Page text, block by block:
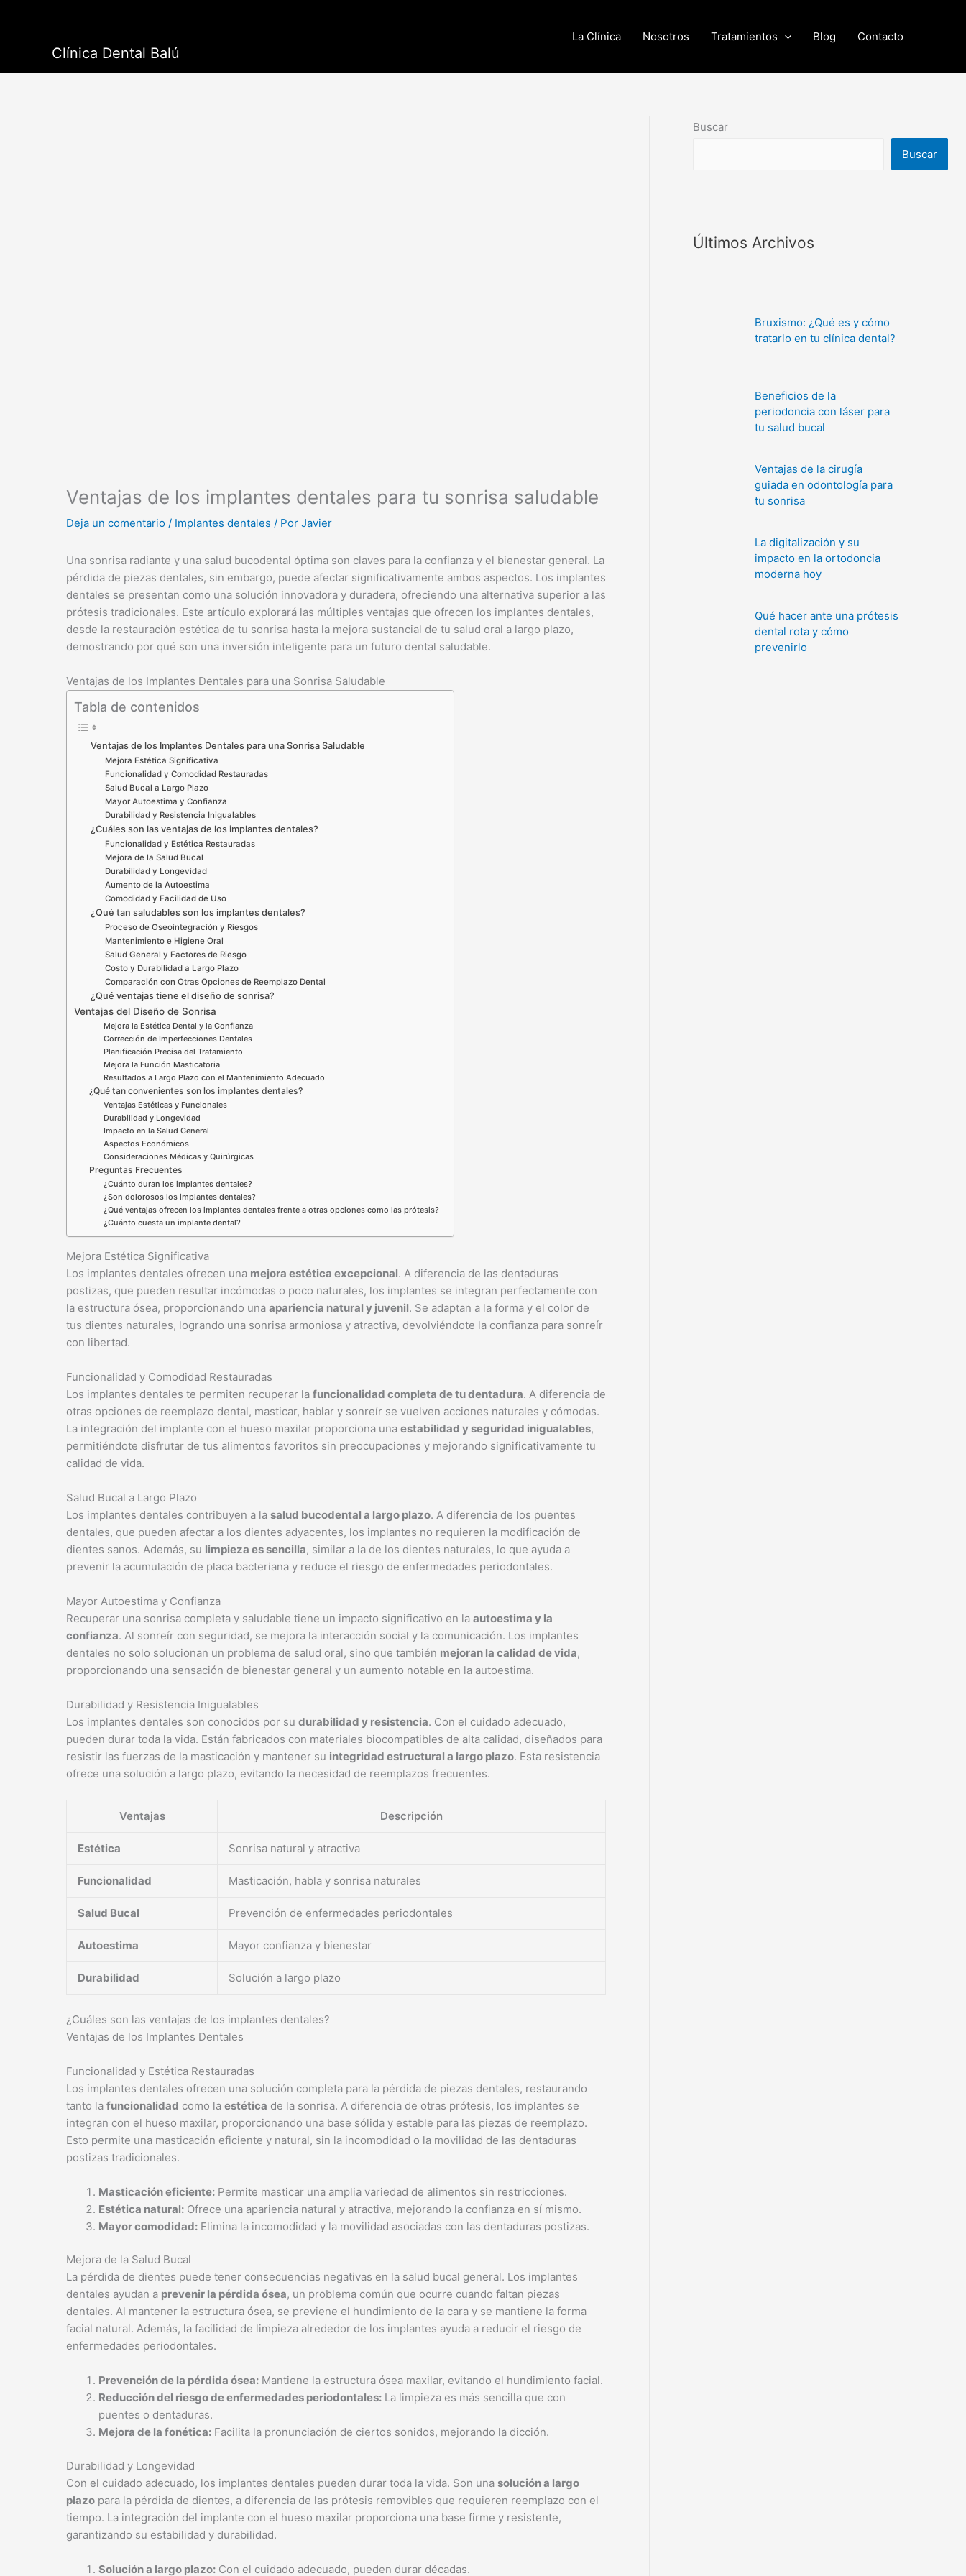
Clínica Dental Balú
La Clínica Nosotros Tratamientos Blog Contacto
Ventajas de los implantes dentales para tu sonrisa saludable
Deja un comentario / Implantes dentales / Por Javier
Una sonrisa radiante y una salud bucodental óptima son claves para la confianza y el bienestar general. La
pérdida de piezas dentales, sin embargo, puede afectar significativamente ambos aspectos. Los implantes
dentales se presentan como una solución innovadora y duradera, ofreciendo una alternativa superior a las
prótesis tradicionales. Este artículo explorará las múltiples ventajas que ofrecen los implantes dentales,
desde la restauración estética de tu sonrisa hasta la mejora sustancial de tu salud oral a largo plazo,
demostrando por qué son una inversión inteligente para un futuro dental saludable.
Ventajas de los Implantes Dentales para una Sonrisa Saludable
Tabla de contenidos
Ventajas de los Implantes Dentales para una Sonrisa Saludable
Mejora Estética Significativa
Funcionalidad y Comodidad Restauradas
Salud Bucal a Largo Plazo
Mayor Autoestima y Confianza
Durabilidad y Resistencia Inigualables
¿Cuáles son las ventajas de los implantes dentales?
Funcionalidad y Estética Restauradas
Mejora de la Salud Bucal
Durabilidad y Longevidad
Aumento de la Autoestima
Comodidad y Facilidad de Uso
¿Qué tan saludables son los implantes dentales?
Proceso de Oseointegración y Riesgos
Mantenimiento e Higiene Oral
Salud General y Factores de Riesgo
Costo y Durabilidad a Largo Plazo
Comparación con Otras Opciones de Reemplazo Dental
¿Qué ventajas tiene el diseño de sonrisa?
Ventajas del Diseño de Sonrisa
Mejora la Estética Dental y la Confianza
Corrección de Imperfecciones Dentales
Planificación Precisa del Tratamiento
Mejora la Función Masticatoria
Resultados a Largo Plazo con el Mantenimiento Adecuado
¿Qué tan convenientes son los implantes dentales?
Ventajas Estéticas y Funcionales
Durabilidad y Longevidad
Impacto en la Salud General
Aspectos Económicos
Consideraciones Médicas y Quirúrgicas
Preguntas Frecuentes
¿Cuánto duran los implantes dentales?
¿Son dolorosos los implantes dentales?
¿Qué ventajas ofrecen los implantes dentales frente a otras opciones como las prótesis?
¿Cuánto cuesta un implante dental?
Mejora Estética Significativa
Los implantes dentales ofrecen una mejora estética excepcional. A diferencia de las dentaduras
postizas, que pueden resultar incómodas o poco naturales, los implantes se integran perfectamente con
la estructura ósea, proporcionando una apariencia natural y juvenil. Se adaptan a la forma y el color de
tus dientes naturales, logrando una sonrisa armoniosa y atractiva, devolviéndote la confianza para sonreír
con libertad.
Funcionalidad y Comodidad Restauradas
Los implantes dentales te permiten recuperar la funcionalidad completa de tu dentadura. A diferencia de
otras opciones de reemplazo dental, masticar, hablar y sonreír se vuelven acciones naturales y cómodas.
La integración del implante con el hueso maxilar proporciona una estabilidad y seguridad inigualables,
permitiéndote disfrutar de tus alimentos favoritos sin preocupaciones y mejorando significativamente tu
calidad de vida.
Salud Bucal a Largo Plazo
Los implantes dentales contribuyen a la salud bucodental a largo plazo. A diferencia de los puentes
dentales, que pueden afectar a los dientes adyacentes, los implantes no requieren la modificación de
dientes sanos. Además, su limpieza es sencilla, similar a la de los dientes naturales, lo que ayuda a
prevenir la acumulación de placa bacteriana y reduce el riesgo de enfermedades periodontales.
Mayor Autoestima y Confianza
Recuperar una sonrisa completa y saludable tiene un impacto significativo en la autoestima y la
confianza. Al sonreír con seguridad, se mejora la interacción social y la comunicación. Los implantes
dentales no solo solucionan un problema de salud oral, sino que también mejoran la calidad de vida,
proporcionando una sensación de bienestar general y un aumento notable en la autoestima.
Durabilidad y Resistencia Inigualables
Los implantes dentales son conocidos por su durabilidad y resistencia. Con el cuidado adecuado,
pueden durar toda la vida. Están fabricados con materiales biocompatibles de alta calidad, diseñados para
resistir las fuerzas de la masticación y mantener su integridad estructural a largo plazo. Esta resistencia
ofrece una solución a largo plazo, evitando la necesidad de reemplazos frecuentes.
Ventajas Descripción
Estética Sonrisa natural y atractiva
Funcionalidad Masticación, habla y sonrisa naturales
Salud Bucal Prevención de enfermedades periodontales
Autoestima Mayor confianza y bienestar
Durabilidad Solución a largo plazo
¿Cuáles son las ventajas de los implantes dentales?
Ventajas de los Implantes Dentales
Funcionalidad y Estética Restauradas
Los implantes dentales ofrecen una solución completa para la pérdida de piezas dentales, restaurando
tanto la funcionalidad como la estética de la sonrisa. A diferencia de otras prótesis, los implantes se
integran con el hueso maxilar, proporcionando una base sólida y estable para las piezas de reemplazo.
Esto permite una masticación eficiente y natural, sin la incomodidad o la movilidad de las dentaduras
postizas tradicionales.
Masticación eficiente: Permite masticar una amplia variedad de alimentos sin restricciones.
Estética natural: Ofrece una apariencia natural y atractiva, mejorando la confianza en sí mismo.
Mayor comodidad: Elimina la incomodidad y la movilidad asociadas con las dentaduras postizas.
Mejora de la Salud Bucal
La pérdida de dientes puede tener consecuencias negativas en la salud bucal general. Los implantes
dentales ayudan a prevenir la pérdida ósea, un problema común que ocurre cuando faltan piezas
dentales. Al mantener la estructura ósea, se previene el hundimiento de la cara y se mantiene la forma
facial natural. Además, la facilidad de limpieza alrededor de los implantes ayuda a reducir el riesgo de
enfermedades periodontales.
Prevención de la pérdida ósea: Mantiene la estructura ósea maxilar, evitando el hundimiento facial.
Reducción del riesgo de enfermedades periodontales: La limpieza es más sencilla que con
puentes o dentaduras.
Mejora de la fonética: Facilita la pronunciación de ciertos sonidos, mejorando la dicción.
Durabilidad y Longevidad
Con el cuidado adecuado, los implantes dentales pueden durar toda la vida. Son una solución a largo
plazo para la pérdida de dientes, a diferencia de las prótesis removibles que requieren reemplazo con el
tiempo. La integración del implante con el hueso maxilar proporciona una base firme y resistente,
garantizando su estabilidad y durabilidad.
Solución a largo plazo: Con el cuidado adecuado, pueden durar décadas.
Buscar
Buscar
Últimos Archivos
Bruxismo: ¿Qué es y cómo
tratarlo en tu clínica dental?
Beneficios de la
periodoncia con láser para
tu salud bucal
Ventajas de la cirugía
guiada en odontología para
tu sonrisa
La digitalización y su
impacto en la ortodoncia
moderna hoy
Qué hacer ante una prótesis
dental rota y cómo
prevenirlo